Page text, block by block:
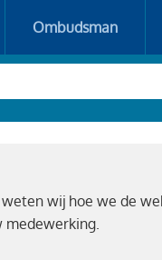
Ombudsman
wij hoe we de